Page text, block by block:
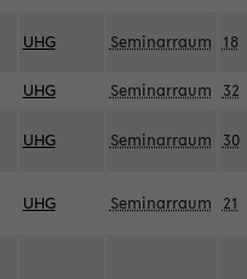
UHG Seminarraum 18
UHG Seminarraum 32
UHG Seminarraum 30
UHG Seminarraum 21